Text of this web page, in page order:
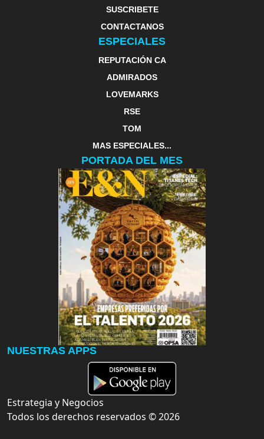
SUSCRIBETE
CONTACTANOS
ESPECIALES
REPUTACIÓN CA
ADMIRADOS
LOVEMARKS
RSE
TOM
MAS ESPECIALES...
PORTADA DEL MES
NUESTRAS APPS
Estrategia y Negocios
Todos los derechos reservados ©2026